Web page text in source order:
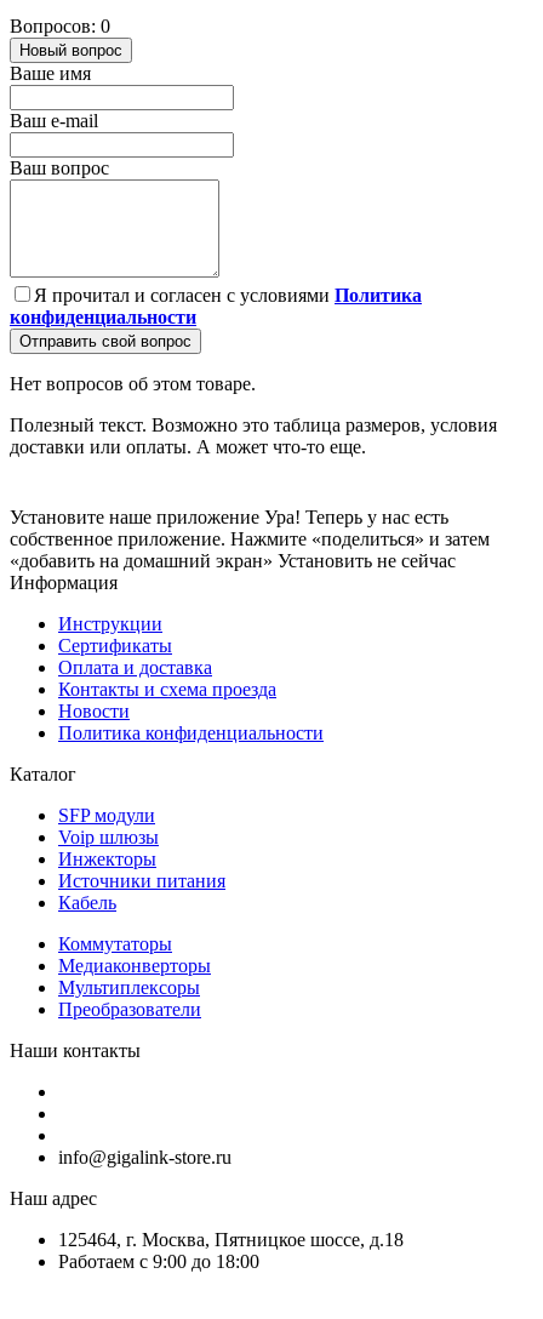
Вопросов: 0
Новый вопрос
Ваше имя
Ваш e-mail
Ваш вопрос
Я прочитал и согласен с условиями Политика
конфиденциальности
Отправить свой вопрос
Нет вопросов об этом товаре.
Полезный текст. Возможно это таблица размеров, условия
доставки или оплаты. А может что-то еще.
Установите наше приложение Ура! Теперь у нас есть
собственное приложение. Нажмите «поделиться» и затем
«добавить на домашний экран» Установить не сейчас
Информация
Инструкции
Сертификаты
Оплата и доставка
Контакты и схема проезда
Новости
Политика конфиденциальности
Каталог
SFP модули
Voip шлюзы
Инжекторы
Источники питания
Кабель
Коммутаторы
Медиаконверторы
Мультиплексоры
Преобразователи
Наши контакты
info@gigalink-store.ru
Наш адрес
125464, г. Москва, Пятницкое шоссе, д.18
Работаем с 9:00 до 18:00